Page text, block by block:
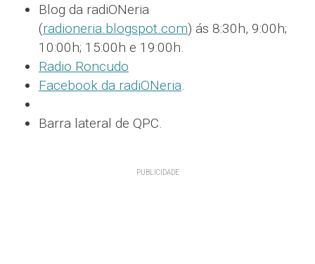
Blog da radiONeria
(radioneria.blogspot.com) ás 8:30h, 9:00h;
10:00h; 15:00h e 19:00h.
Radio Roncudo
Facebook da radiONeria.
Barra lateral de QPC.